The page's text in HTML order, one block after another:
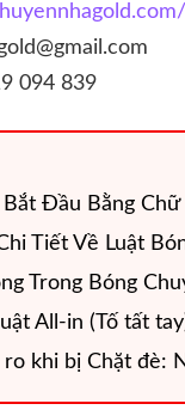
094 839
Bắt Đầu Bằng
Tiết Về Luật
Trong Bóng
All-in (Tố tất
khi bị Chặt đè: